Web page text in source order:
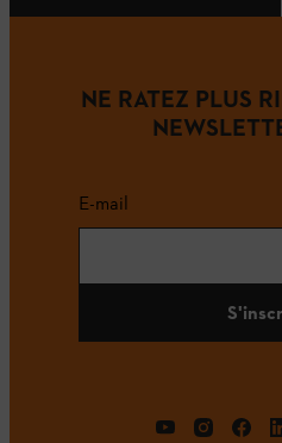
NE RATEZ PLUS
E-mail